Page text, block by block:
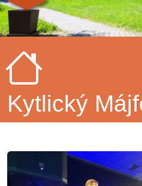
Kytlický